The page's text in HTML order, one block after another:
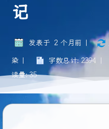
记
发表于 2 个月前 |
染 字数总计: 2394
读量: 35